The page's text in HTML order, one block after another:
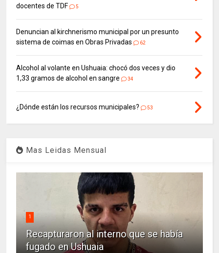
docentes de TDF
5
Denuncian al kirchnerismo municipal por un presunto
sistema de coimas en Obras Privadas
62
Alcohol al volante en Ushuaia: chocó dos veces y dio
1,33 gramos de alcohol en sangre
34
¿Dónde están los recursos municipales? 53
Mas Leidas Mensual
1
Recapturaron al interno que se había
fugado en Ushuaia